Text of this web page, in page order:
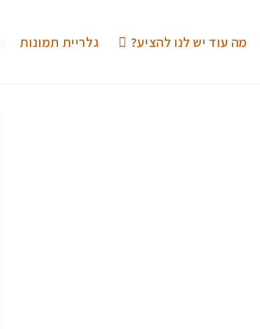
מה עוד יש לנו להציע? גלריית תמונות